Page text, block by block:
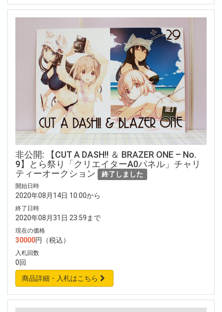
非公開: 【CUT A DASH!! ＆ BRAZER ONE – No.
9】とら祭り「クリエイターA0パネル」チャリ
ティーオークション
終了しました
開始日時
2020年08月14日 10:00から
終了日時
2020年08月31日 23:59まで
現在の価格
30000円（税込）
入札回数
0回
商品詳細・入札はこちら